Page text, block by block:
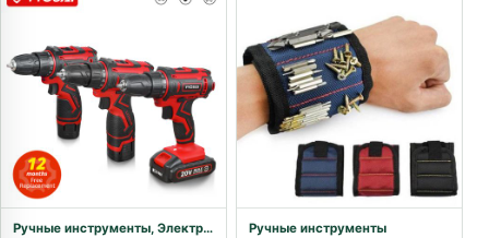
Ручные инструменты, Электроинструменты Ручные инструменты